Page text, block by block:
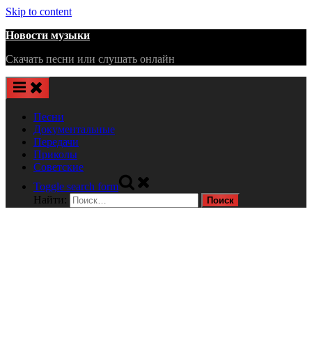
Skip to content
Новости музыки
Скачать песни или слушать онлайн
Песни
Документальные
Передачи
Приколы
Советские
Toggle search form
Найти: